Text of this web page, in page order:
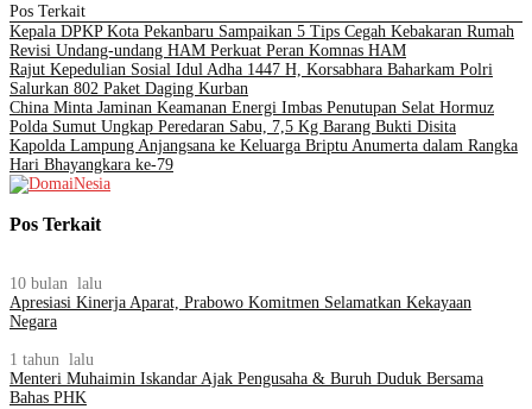
Pos Terkait
Kepala DPKP Kota Pekanbaru Sampaikan 5 Tips Cegah Kebakaran Rumah
Revisi Undang-undang HAM Perkuat Peran Komnas HAM
Rajut Kepedulian Sosial Idul Adha 1447 H, Korsabhara Baharkam Polri
Salurkan 802 Paket Daging Kurban
China Minta Jaminan Keamanan Energi Imbas Penutupan Selat Hormuz
Polda Sumut Ungkap Peredaran Sabu, 7,5 Kg Barang Bukti Disita
Kapolda Lampung Anjangsana ke Keluarga Briptu Anumerta dalam Rangka
Hari Bhayangkara ke-79
Pos Terkait
10 bulan lalu
Apresiasi Kinerja Aparat, Prabowo Komitmen Selamatkan Kekayaan
Negara
1 tahun lalu
Menteri Muhaimin Iskandar Ajak Pengusaha & Buruh Duduk Bersama
Bahas PHK